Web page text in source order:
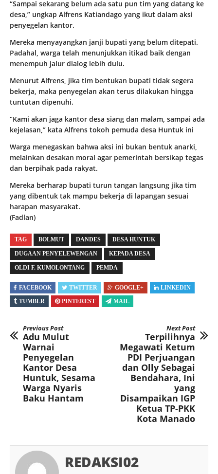
“Sampai sekarang belum ada satu pun tim yang datang ke
desa,” ungkap Alfrens Katiandago yang ikut dalam aksi
penyegelan kantor.
Mereka menyayangkan janji bupati yang belum ditepati.
Padahal, warga telah menunjukkan itikad baik dengan
menempuh jalur dialog lebih dulu.
Menurut Alfrens, jika tim bentukan bupati tidak segera
bekerja, maka penyegelan akan terus dilakukan hingga
tuntutan dipenuhi.
“Kami akan jaga kantor desa siang dan malam, sampai ada
kejelasan,” kata Alfrens tokoh pemuda desa Huntuk ini
Warga menegaskan bahwa aksi ini bukan bentuk anarki,
melainkan desakan moral agar pemerintah bersikap tegas
dan berpihak pada rakyat.
Mereka berharap bupati turun tangan langsung jika tim
yang dibentuk tak mampu bekerja di lapangan sesuai
harapan masyarakat.
(Fadlan)
TAG BOLMUT DANDES DESA HUNTUK
DUGAAN PENYELEWENGAN KEPADA DESA
OLDI F. KUMOLONTANG PEMDA
FACEBOOK TWITTER GOOGLE+
LINKEDIN
TUMBLR
PINTEREST MAIL
Previous Post
Adu Mulut
Warnai
Penyegelan
Kantor Desa
Huntuk, Sesama
Warga Nyaris
Baku Hantam
Next Post
Terpilihnya
Megawati Ketum
PDI Perjuangan
dan Olly Sebagai
Bendahara, Ini
yang
Disampaikan IGP
Ketua TP-PKK
Kota Manado
REDAKSI02